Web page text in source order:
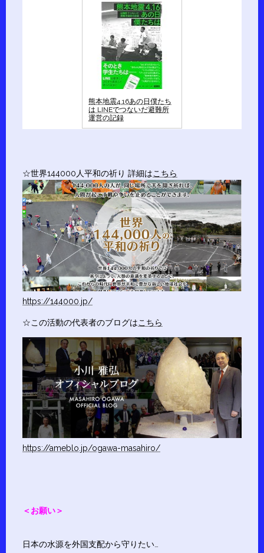
熊本地震4.16あの日僕たち
は LINEでつないだ避難所
運営の記録
☆世界144000人平和の祈り 詳細はこちら
https://144000.jp/
☆この活動の代表者のブログはこちら
https://ameblo.jp/ogawa-masahiro/
＜お願い＞
日本の水源を外国支配から守りたい…